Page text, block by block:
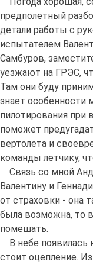
предполетный
детали работы с
испытателем
Самбуров,
уезжают на ГРЭС,
Там они буду
знает особенности
пилотирования
поможет
вертолета и
команды летчику,
Связь со мной
Валентину и
от страховки - она
была возможна, то
помешать.
В небе появилась
стоит оцепление.